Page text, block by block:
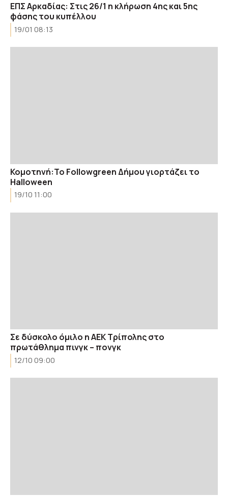
ΕΠΣ Αρκαδίας: Στις 26/1 η κλήρωση 4ης και 5ης
φάσης του κυπέλλου
19/01 08:13
Κομοτηνή:Το Followgreen Δήμου γιορτάζει το
Halloween
19/10 11:00
Σε δύσκολο όμιλο η ΑΕΚ Τρίπολης στο
πρωτάθλημα πινγκ – πονγκ
12/10 09:00